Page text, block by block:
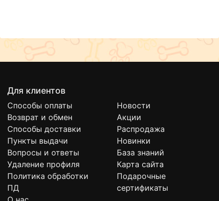
Для клиентов
Способы оплаты
Возврат и обмен
Способы доставки
Пункты выдачи
Вопросы и ответы
Удаление профиля
Политика обработки
ПД
Новости
Акции
Распродажа
Новинки
База знаний
Карта сайта
Подарочные
сертификаты